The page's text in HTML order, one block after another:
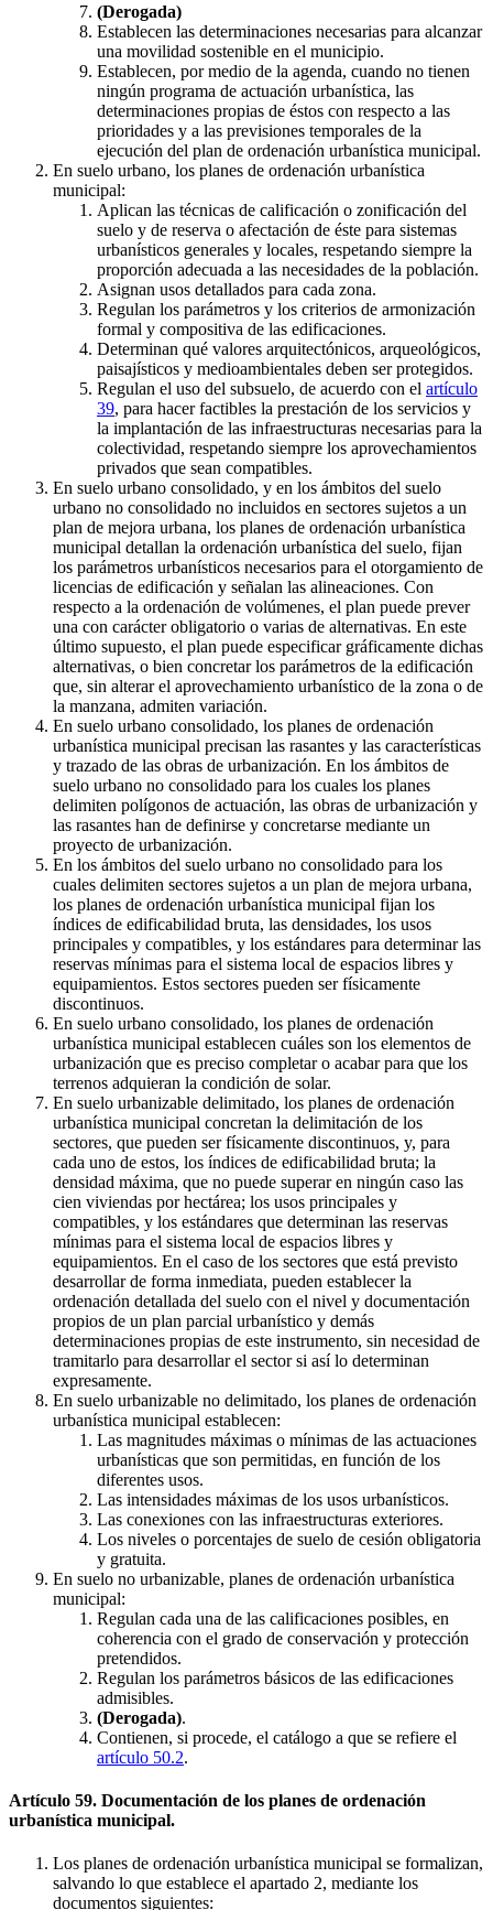
(Derogada)
Establecen las determinaciones necesarias para alcanzar
una movilidad sostenible en el municipio.
Establecen, por medio de la agenda, cuando no tienen
ningún programa de actuación urbanística, las
determinaciones propias de éstos con respecto a las
prioridades y a las previsiones temporales de la
ejecución del plan de ordenación urbanística municipal.
En suelo urbano, los planes de ordenación urbanística
municipal:
Aplican las técnicas de calificación o zonificación del
suelo y de reserva o afectación de éste para sistemas
urbanísticos generales y locales, respetando siempre la
proporción adecuada a las necesidades de la población.
Asignan usos detallados para cada zona.
Regulan los parámetros y los criterios de armonización
formal y compositiva de las edificaciones.
Determinan qué valores arquitectónicos, arqueológicos,
paisajísticos y medioambientales deben ser protegidos.
Regulan el uso del subsuelo, de acuerdo con el artículo
39, para hacer factibles la prestación de los servicios y
la implantación de las infraestructuras necesarias para la
colectividad, respetando siempre los aprovechamientos
privados que sean compatibles.
En suelo urbano consolidado, y en los ámbitos del suelo
urbano no consolidado no incluidos en sectores sujetos a un
plan de mejora urbana, los planes de ordenación urbanística
municipal detallan la ordenación urbanística del suelo, fijan
los parámetros urbanísticos necesarios para el otorgamiento de
licencias de edificación y señalan las alineaciones. Con
respecto a la ordenación de volúmenes, el plan puede prever
una con carácter obligatorio o varias de alternativas. En este
último supuesto, el plan puede especificar gráficamente dichas
alternativas, o bien concretar los parámetros de la edificación
que, sin alterar el aprovechamiento urbanístico de la zona o de
la manzana, admiten variación.
En suelo urbano consolidado, los planes de ordenación
urbanística municipal precisan las rasantes y las características
y trazado de las obras de urbanización. En los ámbitos de
suelo urbano no consolidado para los cuales los planes
delimiten polígonos de actuación, las obras de urbanización y
las rasantes han de definirse y concretarse mediante un
proyecto de urbanización.
En los ámbitos del suelo urbano no consolidado para los
cuales delimiten sectores sujetos a un plan de mejora urbana,
los planes de ordenación urbanística municipal fijan los
índices de edificabilidad bruta, las densidades, los usos
principales y compatibles, y los estándares para determinar las
reservas mínimas para el sistema local de espacios libres y
equipamientos. Estos sectores pueden ser físicamente
discontinuos.
En suelo urbano consolidado, los planes de ordenación
urbanística municipal establecen cuáles son los elementos de
urbanización que es preciso completar o acabar para que los
terrenos adquieran la condición de solar.
En suelo urbanizable delimitado, los planes de ordenación
urbanística municipal concretan la delimitación de los
sectores, que pueden ser físicamente discontinuos, y, para
cada uno de estos, los índices de edificabilidad bruta; la
densidad máxima, que no puede superar en ningún caso las
cien viviendas por hectárea; los usos principales y
compatibles, y los estándares que determinan las reservas
mínimas para el sistema local de espacios libres y
equipamientos. En el caso de los sectores que está previsto
desarrollar de forma inmediata, pueden establecer la
ordenación detallada del suelo con el nivel y documentación
propios de un plan parcial urbanístico y demás
determinaciones propias de este instrumento, sin necesidad de
tramitarlo para desarrollar el sector si así lo determinan
expresamente.
En suelo urbanizable no delimitado, los planes de ordenación
urbanística municipal establecen:
Las magnitudes máximas o mínimas de las actuaciones
urbanísticas que son permitidas, en función de los
diferentes usos.
Las intensidades máximas de los usos urbanísticos.
Las conexiones con las infraestructuras exteriores.
Los niveles o porcentajes de suelo de cesión obligatoria
y gratuita.
En suelo no urbanizable, planes de ordenación urbanística
municipal:
Regulan cada una de las calificaciones posibles, en
coherencia con el grado de conservación y protección
pretendidos.
Regulan los parámetros básicos de las edificaciones
admisibles.
(Derogada).
Contienen, si procede, el catálogo a que se refiere el
artículo 50.2.
Artículo 59. Documentación de los planes de ordenación
urbanística municipal.
Los planes de ordenación urbanística municipal se formalizan,
salvando lo que establece el apartado 2, mediante los
documentos siguientes: